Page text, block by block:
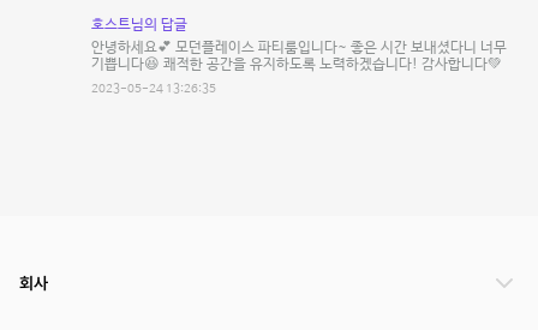
호스트님의 답글
안녕하세요💕 모던플레이스 파티룸입니다~ 좋은 시간 보내셨다니 너무
기쁩니다😆 쾌적한 공간을 유지하도록 노력하겠습니다! 감사합니다💚
2023-05-24 13:26:35
회사